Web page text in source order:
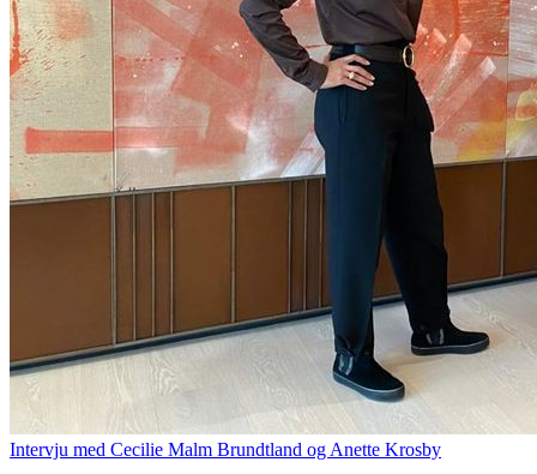
Intervju med Cecilie Malm Brundtland og Anette Krosby